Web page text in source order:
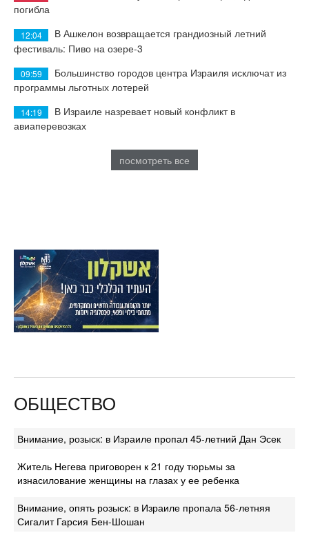
погибла
12:04
В Ашкелон возвращается грандиозный летний
фестиваль: Пиво на озере-3
09:59
Большинство городов центра Израиля исключат из
программы льготных лотерей
14:19
В Израиле назревает новый конфликт в
авиаперевозках
посмотреть все
ОБЩЕСТВО
Внимание, розыск: в Израиле пропал 45-летний Дан Эсек
Житель Негева приговорен к 21 году тюрьмы за
изнасилование женщины на глазах у ее ребенка
Внимание, опять розыск: в Израиле пропала 56-летняя
Сигалит Гарсия Бен-Шошан